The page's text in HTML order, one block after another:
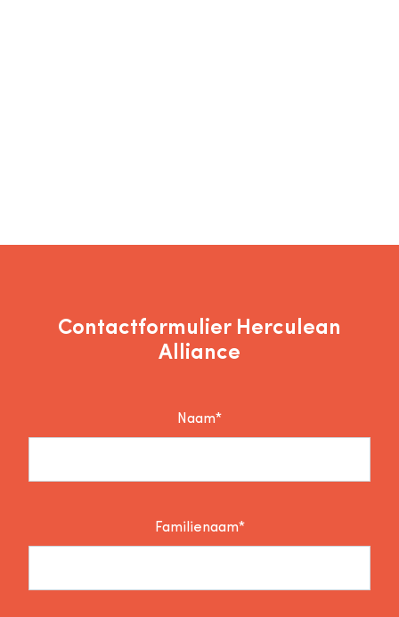
Contactformulier Herculean
Alliance
Naam*
Familienaam*